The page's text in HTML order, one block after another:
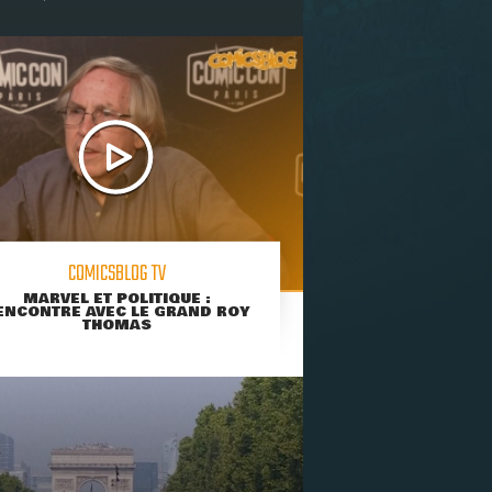
COMICSBLOG TV
MARVEL ET POLITIQUE :
AVEC LE GRAND ROY
THOMAS